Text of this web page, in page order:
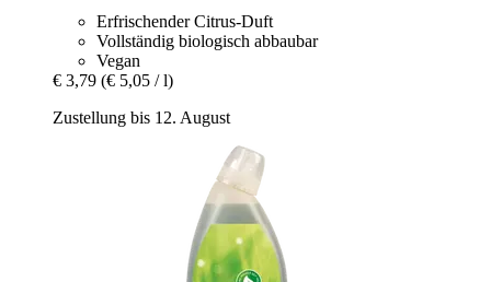
Erfrischender Citrus-Duft
Vollständig biologisch abbaubar
Vegan
€ 3,79 (€ 5,05 / l)
Zustellung bis 12. August